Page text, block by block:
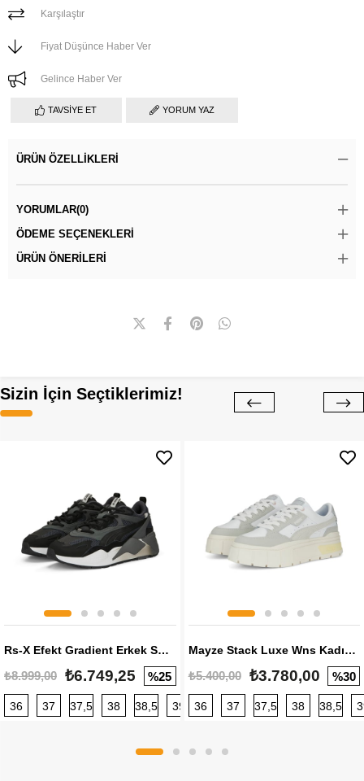
Karşılaştır
Fiyat Düşünce Haber Ver
Gelince Haber Ver
TAVSIYE ET YORUM YAZ
ÜRÜN ÖZELLIKLERI
YORUMLAR(0)
ÖDEME SEÇENEKLERI
ÜRÜN ÖNERILERI
Sizin İçin Seçtiklerimiz!
Rs-X Efekt Gradient Erkek Sneaker
₺8.999,00 ₺6.749,25 %25
36 37 37,5 38 38,5 39 40 40,5 41 42 42,5
Mayze Stack Luxe Wns Kadın Sneaker
₺5.400,00 ₺3.780,00 %30
36 37 37,5 38 38,5